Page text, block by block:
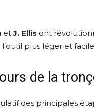
etJ. Ellis ont
plus léger et
de la
des principales